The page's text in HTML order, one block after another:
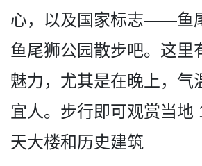
心，以及国家标志——鱼
鱼尾狮公园散­步吧。这里
魅力，尤其是在晚上，气
宜人。步行即可观赏当地
天大楼和历史建筑